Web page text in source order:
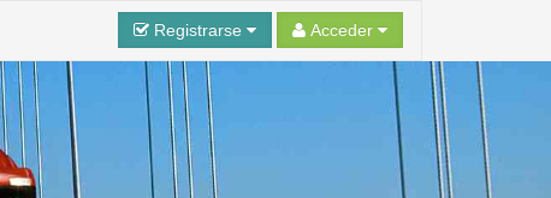
Registrarse Acceder